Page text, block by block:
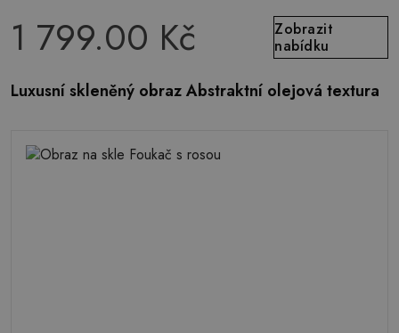
1 799.00 Kč
Zobrazit
nabídku
Luxusní skleněný obraz Abstraktní olejová textura